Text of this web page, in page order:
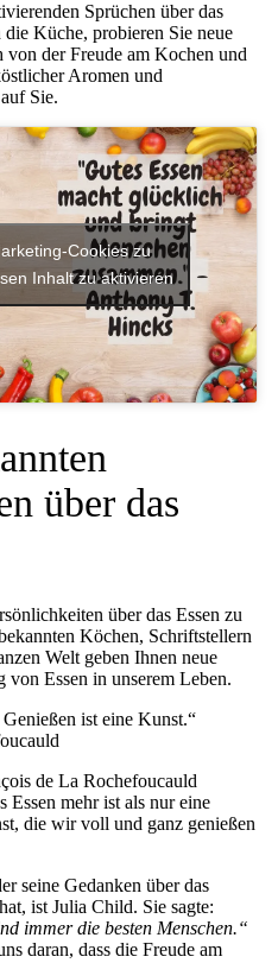
Sprüchen über das
Küche, probieren Sie neue
von der Freude am Kochen und
Aromen und
Sie.
Cookies zu
Inhalt zu aktivieren
über das
über das Essen zu
Köchen, Schriftstellern
Welt geben Ihnen neue
von Essen in unserem Leben.
ist eine Kunst.“
de La Rochefoucauld
Essen mehr ist als nur eine
die wir voll und ganz genießen
seine Gedanken über das
ist Julia Child. Sie sagte:
immer die besten Menschen.“
daran, dass die Freude am